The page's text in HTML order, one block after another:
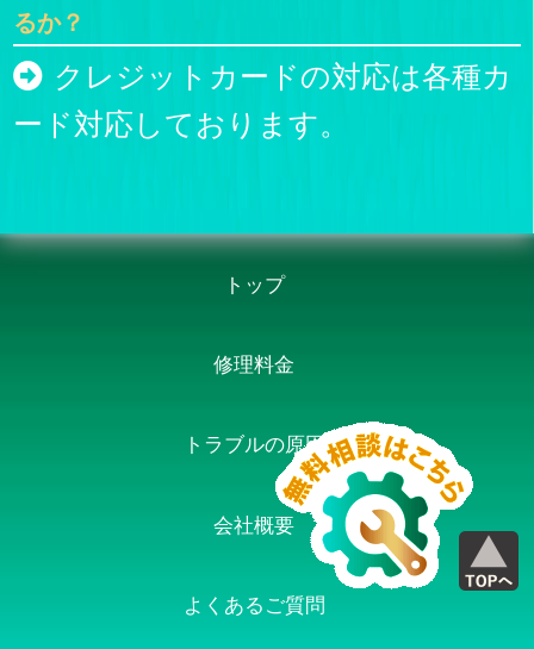
るか？
クレジットカードの対応は各種カ
ード対応しております。
トップ
修理料金
トラブルの原因
会社概要
よくあるご質問